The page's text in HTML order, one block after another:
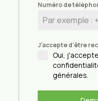
Numéro de
J'accepte d'être
Oui,
générales.